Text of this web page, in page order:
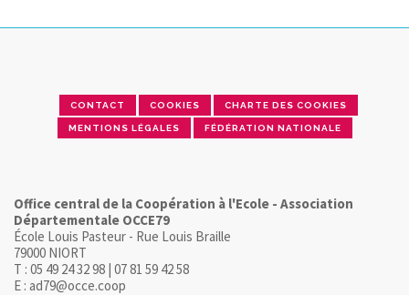
CONTACT COOKIES CHARTE DES COOKIES
MENTIONS LÉGALES FÉDÉRATION NATIONALE
Office central de la Coopération à l'Ecole - Association
Départementale OCCE79
École Louis Pasteur - Rue Louis Braille
79000 NIORT
T : 05 49 24 32 98 | 07 81 59 42 58
E : ad79@occe.coop